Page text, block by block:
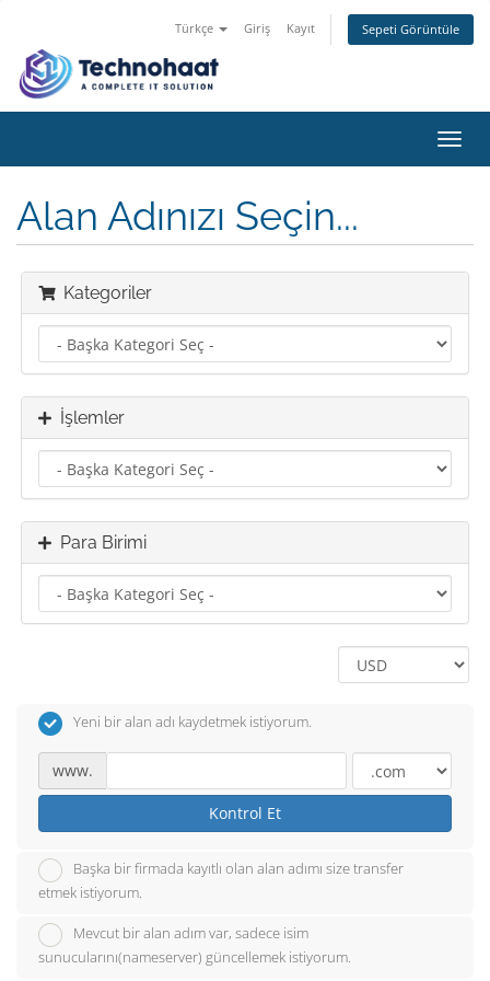
Türkçe Giriş Kayıt Sepeti Görüntüle
Alan Adınızı Seçin...
Kategoriler
İşlemler
Para Birimi
Yeni bir alan adı kaydetmek istiyorum.
www.
Kontrol Et
Başka bir firmada kayıtlı olan alan adımı size transfer
etmek istiyorum.
Mevcut bir alan adım var, sadece isim
sunucularını(nameserver) güncellemek istiyorum.